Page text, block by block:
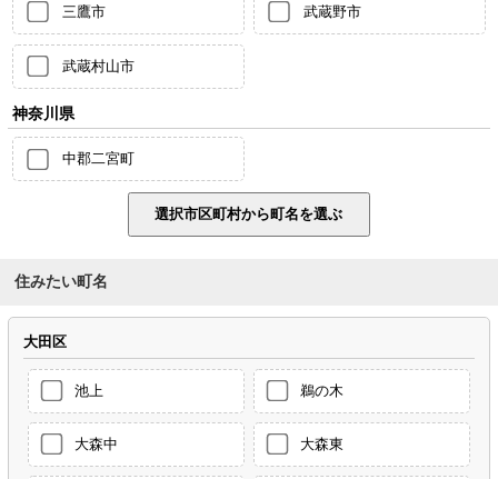
三鷹市 武蔵野市
武蔵村山市
神奈川県
中郡二宮町
住みたい町名
大田区
池上 鵜の木
大森中 大森東